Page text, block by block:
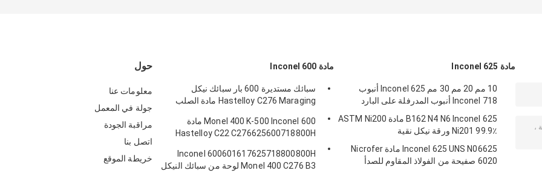
حول
معلومات عنا
جولة في المعمل
مراقبة الجودة
اتصل بنا
خريطة الموقع
مادة Inconel 600
سبائك مستديرة 600 بار سبائك نيكل
Hastelloy C276 Maraging مادة الصلب
Monel 400 K-500 Inconel 600 مادة
Hastelloy C22 C276625600718800H
Inconel 600601617625718800800H
Monel 400 C276 B3 لوحة من سبائك النيكل
مادة Inconel 625
10 مم 20 مم 30 مم Inconel 625 أنبوب
Inconel 718 أنبوب المدرفلة على البارد
B162 N4 N6 Inconel 625 مادة ASTM Ni200
Ni201 99.9٪ ورقة نيكل نقية
Inconel 625 UNS N06625 مادة Nicrofer
6020 صفيحة من الفولاذ المقاوم للصدأ